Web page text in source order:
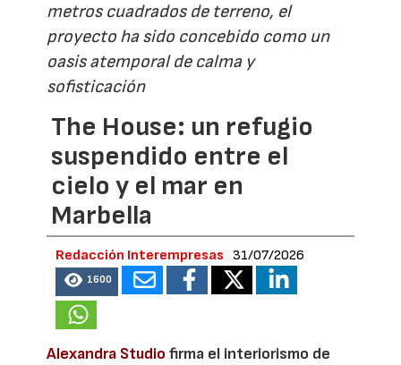
metros cuadrados de terreno, el
proyecto ha sido concebido como un
oasis atemporal de calma y
sofisticación
The House: un refugio
suspendido entre el
cielo y el mar en
Marbella
Redacción Interempresas 31/07/2026
1600
Alexandra Studio firma el interiorismo de